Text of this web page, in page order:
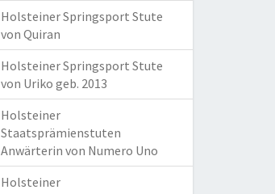
Holsteiner Springsport Stute
von Quiran
Holsteiner Springsport Stute
von Uriko geb. 2013
Holsteiner
Staatsprämienstuten
Anwärterin von Numero Uno
Holsteiner